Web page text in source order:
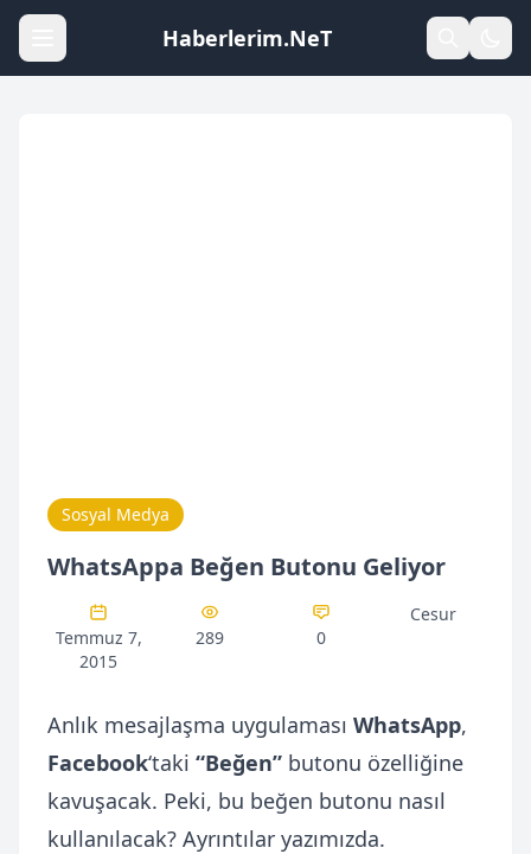
Haberlerim.NeT
Sosyal Medya
WhatsAppa Beğen Butonu Geliyor
Temmuz 7,
2015
289 0
Cesur
Anlık mesajlaşma uygulaması WhatsApp,
Facebook‘taki “Beğen” butonu özelliğine
kavuşacak. Peki, bu beğen butonu nasıl
kullanılacak? Ayrıntılar yazımızda.